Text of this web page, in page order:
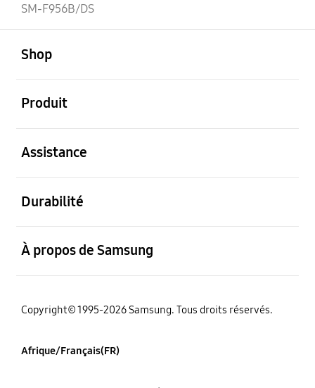
SM-F956B/DS
Shop
Produit
Assistance
Durabilité
À propos de Samsung
Copyright© 1995-2026 Samsung. Tous droits réservés.
Afrique/Français(FR)